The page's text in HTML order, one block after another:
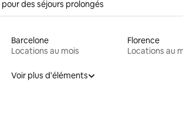
des séjours prolongés
Barcelone
Locations au mois
Florence
Locations au
Voir plus d'éléments